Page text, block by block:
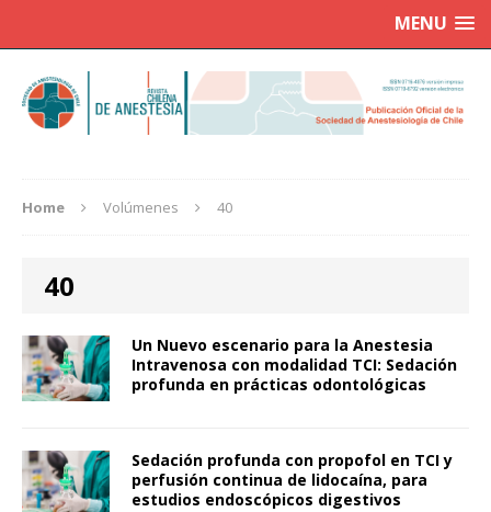
MENU
Home Volúmenes 40
40
Un Nuevo escenario para la Anestesia
Intravenosa con modalidad TCI: Sedación
profunda en prácticas odontológicas
Sedación profunda con propofol en TCI y
perfusión continua de lidocaína, para
estudios endoscópicos digestivos